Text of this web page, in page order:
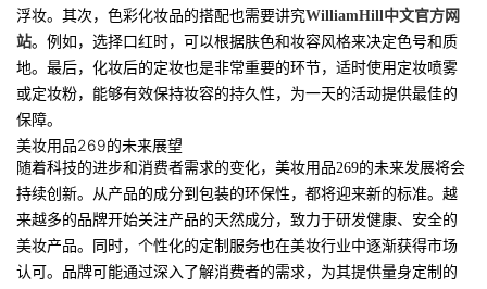
浮妆。其次，色彩化妆品的搭配也需要讲究WilliamHill中文官方网
站。例如，选择口红时，可以根据肤色和妆容风格来决定色号和质
地。最后，化妆后的定妆也是非常重要的环节，适时使用定妆喷雾
或定妆粉，能够有效保持妆容的持久性，为一天的活动提供最佳的
保障。
美妆用品269的未来展望
随着科技的进步和消费者需求的变化，美妆用品269的未来发展将会
持续创新。从产品的成分到包装的环保性，都将迎来新的标准。越
来越多的品牌开始关注产品的天然成分，致力于研发健康、安全的
美妆产品。同时，个性化的定制服务也在美妆行业中逐渐获得市场
认可。品牌可能通过深入了解消费者的需求，为其提供量身定制的